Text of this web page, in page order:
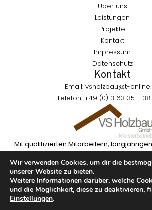
Mit qualifizierten Mitarbeitern,
und geprüften Materialien realisieren wir
technisch überzeugen und dauerhaft
©2026 VS Holzbau GmbH Alle Rechte
Über uns
Leistungen
Projekte
Kontakt
Impressum
Datenschutz
Kontakt
Email: vsholzbau@t-
Telefon: +49 (0) 3 63 35 -
Wir verwenden Cookies, um dir die
unserer Website zu bieten.
Weitere Informationen darüber, welche
und die Möglichkeit, diese zu deaktivieren,
Einstellungen.